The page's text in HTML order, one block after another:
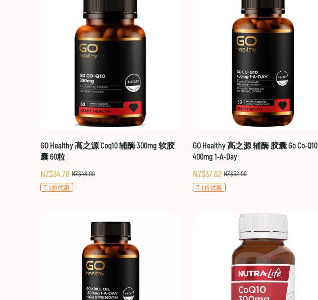
GO Healthy 高之源 Coq10 辅酶 300mg 软胶
囊 60粒
NZ$34.78 NZ$48.99
7.1折优惠
GO Healthy 高之源 辅酶 胶囊 Go Co-Q10
400mg 1-A-Day
NZ$37.62 NZ$52.99
7.1折优惠